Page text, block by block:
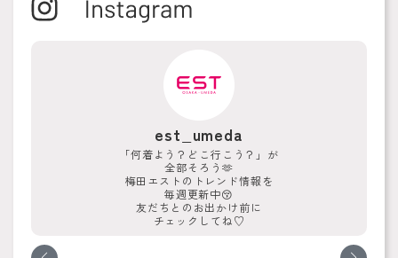
est_umeda
「何着よう？どこ行こう？」が
全部そろう🫶
梅田エストのトレンド情報を
毎週更新中😚
友だちとのお出かけ前に
チェックしてね♡